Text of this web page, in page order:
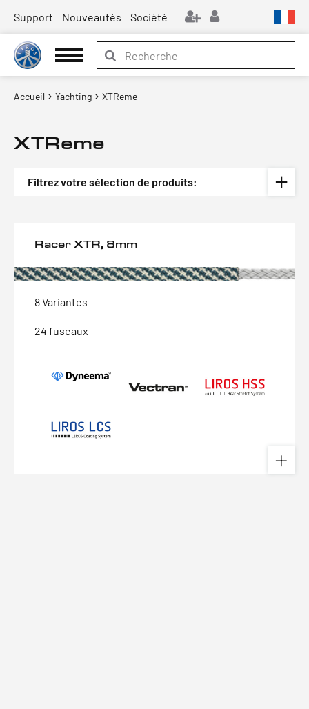
Support Nouveautés Société
Accueil Yachting XTReme
XTReme
Filtrez votre sélection de produits:
Racer XTR, 8mm
8 Variantes
24 fuseaux